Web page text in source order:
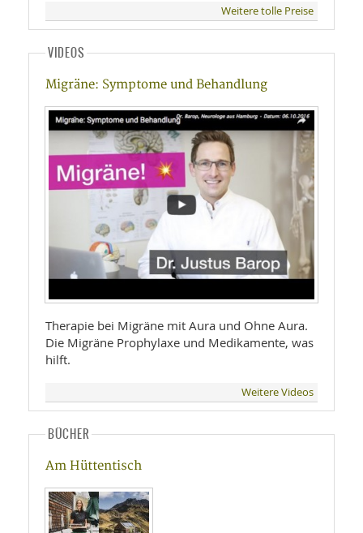
Weitere tolle Preise
VIDEOS
Migräne: Symptome und Behandlung
Therapie bei Migräne mit Aura und Ohne Aura.
Die Migräne Prophylaxe und Medikamente, was
hilft.
Weitere Videos
BÜCHER
Am Hüttentisch